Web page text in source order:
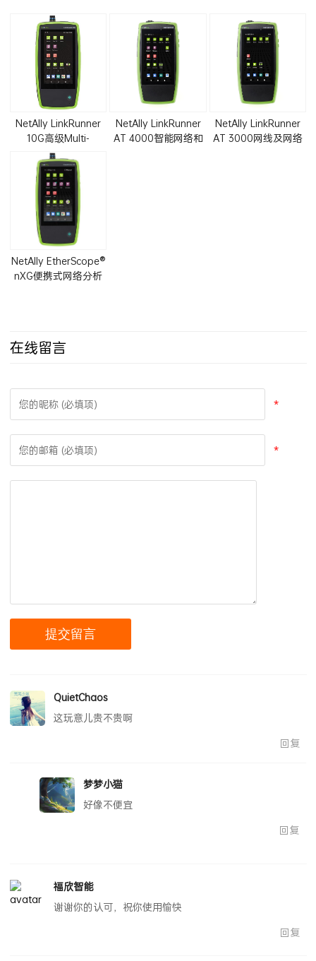
NetAlly LinkRunner
10G高级Multi-
Gig/10G网络测试仪
LR10G-200
NetAlly LinkRunner
AT 4000智能网络和
NetAlly LinkRunner
AT 3000网线及网络
NetAlly EtherScope®
nXG便携式网络分析
在线留言
*
*
QuietChaos
这玩意儿贵不贵啊
回复
梦梦小猫
好像不便宜
回复
福欣智能
谢谢你的认可，祝你使用愉快
回复